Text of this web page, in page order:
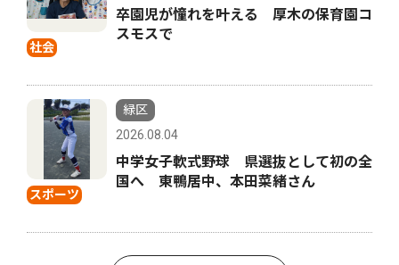
社会
卒園児が憧れを叶える 厚木の保育園コ
スモスで
スポーツ
緑区
2026.08.04
中学女子軟式野球 県選抜として初の全
国へ 東鴨居中、本田菜緒さん